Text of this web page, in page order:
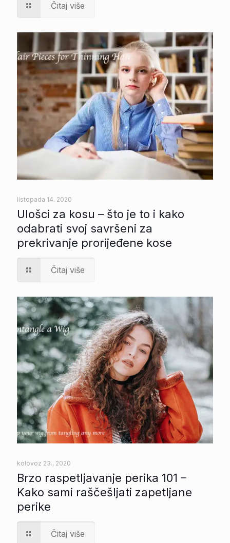
Čitaj više
listopada 14. 2020
Ulošci za kosu – što je to i kako
odabrati svoj savršeni za
prekrivanje prorijeđene kose
Čitaj više
kolovoz 23., 2020
Brzo raspetljavanje perika 101 –
Kako sami raščešljati zapetljane
perike
Čitaj više